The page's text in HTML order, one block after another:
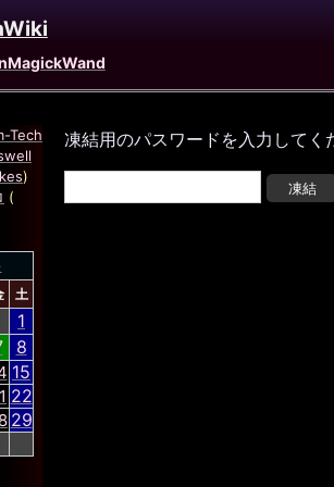
凍結用のパスワードを入力してく
Tech
)
(
土
1
8
15
22
29